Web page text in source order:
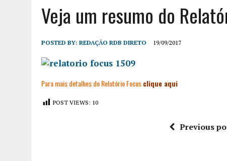
Veja um resumo do
POSTED BY: REDAÇÃO RDB DIRETO 19/09/2017
Para mais detalhes do Relatório Focusclique aqui
POST VIEWS: 10
Previous